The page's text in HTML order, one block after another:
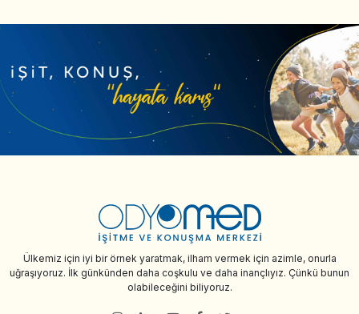
Ülkemiz için iyi bir örnek yaratmak, ilham vermek için azimle, onurla
uğraşıyoruz. İlk günkünden daha coşkulu ve daha inançlıyız. Çünkü bunun
olabileceğini biliyoruz.